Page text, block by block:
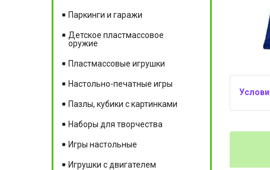
Паркинги и гаражи
Детское пластмассовое
оружие
Пластмассовые игрушки
Настольно-печатные игры
Пазлы, кубики с картинками
Наборы для творчества
Игры настольные
Игрушки с двигателем